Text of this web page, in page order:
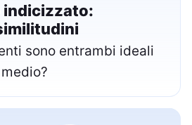
indicizzato:
sono entrambi ideali